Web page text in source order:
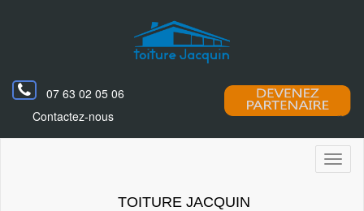
07 63 02 05 06
Contactez-nous
TOITURE JACQUIN